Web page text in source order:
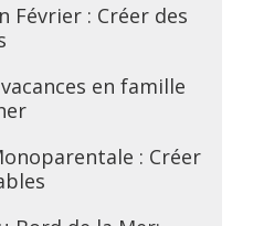
Février : Créer des
en famille
: Créer